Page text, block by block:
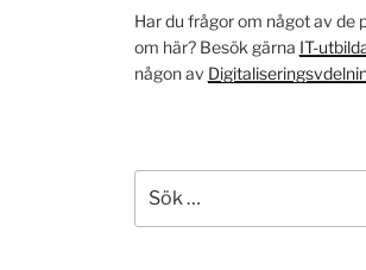
Har du frågor om något av de
om här? Besök gärna IT-
någon av
efter: